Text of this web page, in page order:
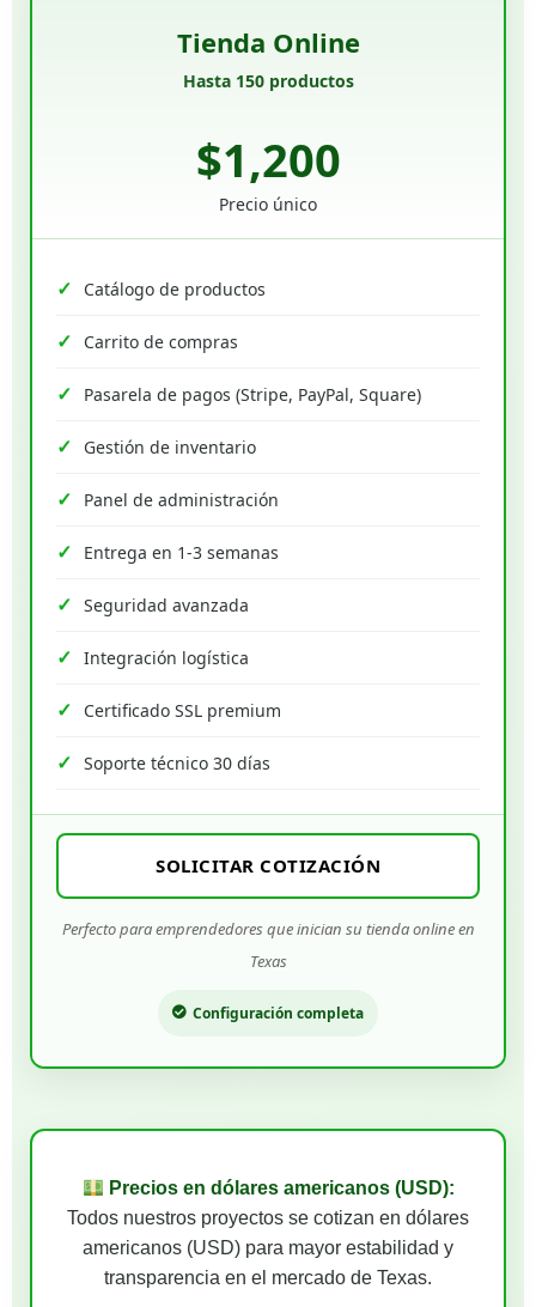
Tienda Online
Hasta 150 productos
$1,200
Precio único
Catálogo de productos
Carrito de compras
Pasarela de pagos (Stripe, PayPal, Square)
Gestión de inventario
Panel de administración
Entrega en 1-3 semanas
Seguridad avanzada
Integración logística
Certificado SSL premium
Soporte técnico 30 días
SOLICITAR COTIZACIÓN
Perfecto para emprendedores que inician su tienda online en
Texas
Configuración completa
Precios en dólares americanos (USD):
Todos nuestros proyectos se cotizan en dólares
americanos (USD) para mayor estabilidad y
transparencia en el mercado de Texas.